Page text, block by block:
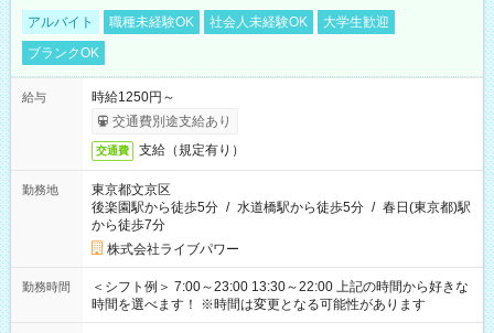
アルバイト 職種未経験OK 社会人未経験OK
大学生歓迎
ブランクOK
給与
時給1250円～
交通費別途支給あり
交通費 支給（規定有り）
勤務地
東京都文京区
後楽園駅から徒歩5分 / 水道橋駅から徒歩5分 / 春日(東京都)駅
から徒歩7分
株式会社ライブパワー
勤務時間
＜シフト例＞ 7:00～23:00 13:30～22:00 上記の時間から好きな
時間を選べます！ ※時間は変更となる可能性があります